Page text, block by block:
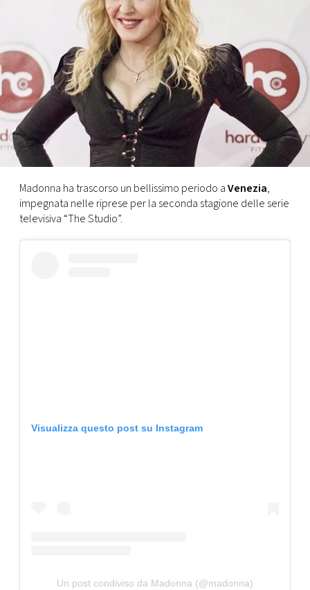
CONCORSI
EVENTI
VIDEO
TV
PRINCIPATO
DI
MONACO
RMC
Madonna ha trascorso un bellissimo periodo aVenezia,
impegnata nelle riprese per la seconda stagione delle serie
televisiva “The Studio”.
Visualizza questo post su Instagram
Un post condiviso da Madonna (@madonna)